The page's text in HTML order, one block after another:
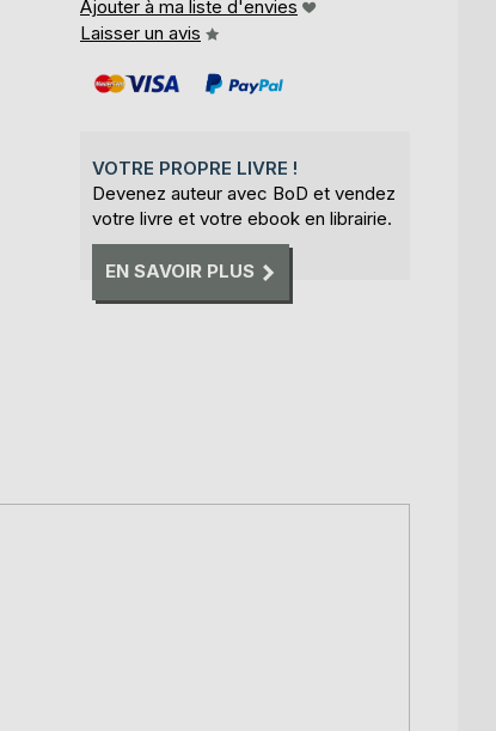
Ajouter à ma liste d'envies
Laisser un avis
VOTRE PROPRE LIVRE !
Devenez auteur avec BoD et vendez
votre livre et votre ebook en librairie.
EN SAVOIR PLUS